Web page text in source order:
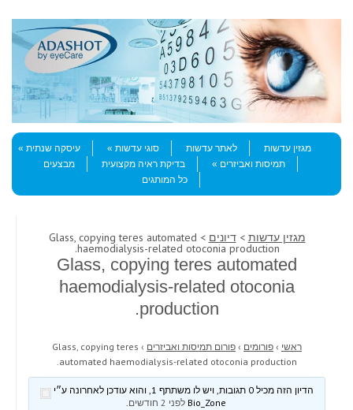
Menu
Skip to content
מגזין עדשות
לאתר עדשות סוגי עדשות
עיסקה שנתית
תמיסות ואביזרים
בדיקת ראיה מקצועית
מבצעים
כל המותגים
מגזין עדשות >דיונים > Glass, copying teres automated
haemodialysis-related otoconia production.
Glass, copying teres automated
haemodialysis-related otoconia
production.
ראשי › פורומים › פורום תמיסות ואביזרים ›
Glass, copying teres
automated haemodialysis-related otoconia production.
הדיון הזה מכיל 0 תגובות, ויש לו משתתף 1, והוא עודכן לאחרונה ע״י
לפני 2 חודשים .